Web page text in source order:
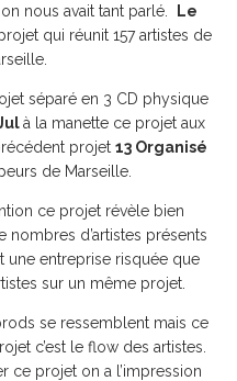
nous avait tant parlé.
Le
qui réunit 157 artistes de
séparé en 3 CD physique
à la manette ce projet aux
projet 13 Organisé
de Marseille.
ce projet révèle bien
nombres d’artistes présents
une entreprise risquée que
sur un même projet.
se ressemblent mais ce
c’est le flow des artistes.
ce projet on a l’impression